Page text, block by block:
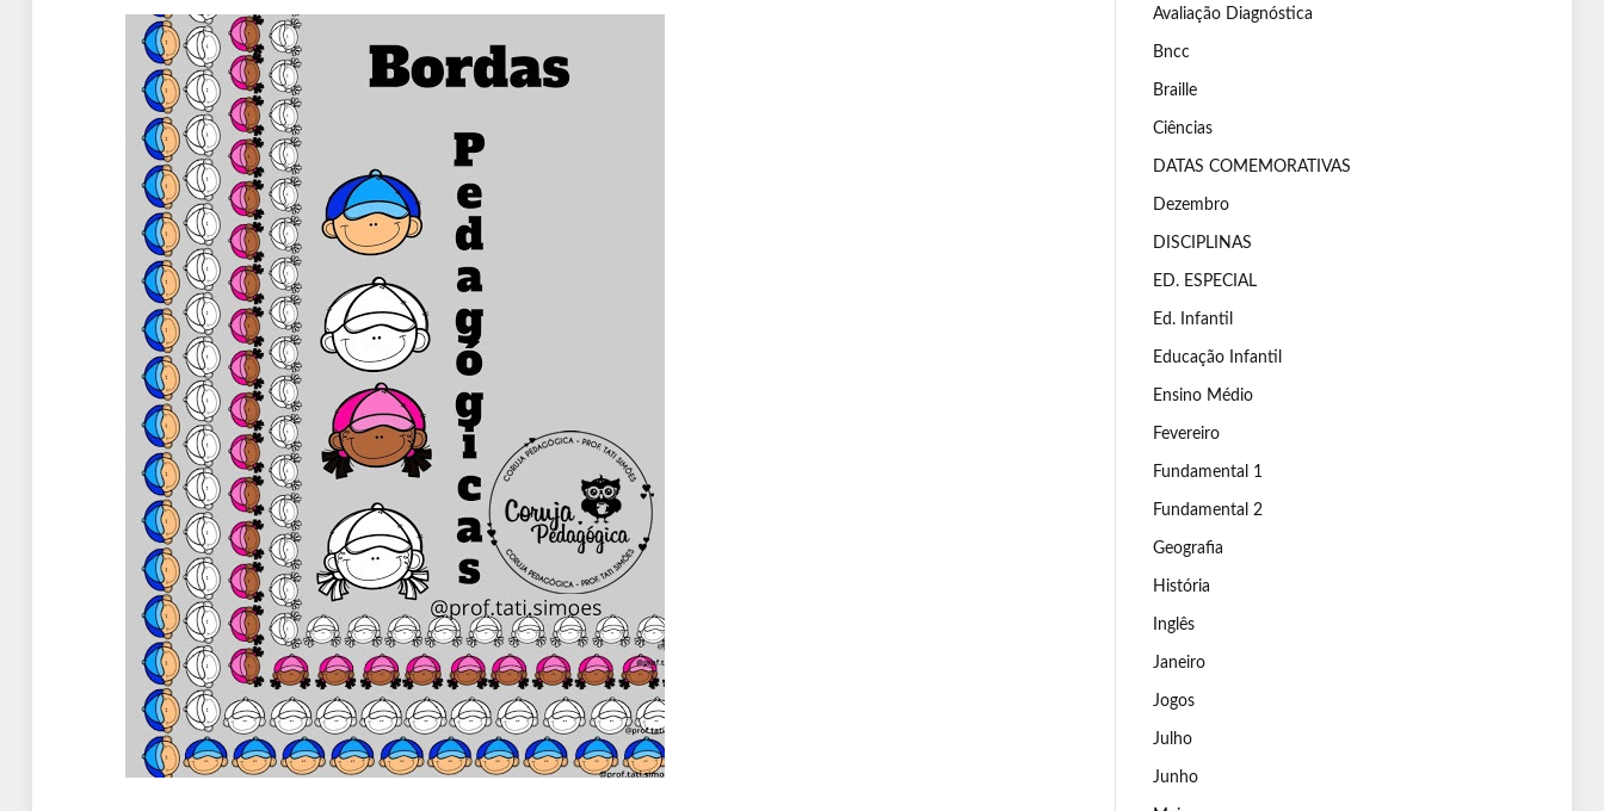
Avaliação Diagnóstica
Bncc
Braille
Ciências
DATAS COMEMORATIVAS
Dezembro
DISCIPLINAS
ED. ESPECIAL
Ed. Infantil
Educação Infantil
Ensino Médio
Fevereiro
Fundamental 1
Fundamental 2
Geografia
História
Inglês
Janeiro
Jogos
Julho
Junho